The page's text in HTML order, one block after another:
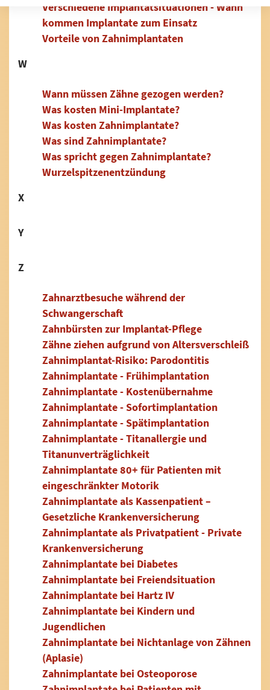
Verschiedene Implantatsituationen - Wann
kommen Implantate zum Einsatz
Vorteile von Zahnimplantaten
W
Wann müssen Zähne gezogen werden?
Was kosten Mini-Implantate?
Was kosten Zahnimplantate?
Was sind Zahnimplantate?
Was spricht gegen Zahnimplantate?
Wurzelspitzenentzündung
X
Y
Z
Zahnarztbesuche während der
Schwangerschaft
Zahnbürsten zur Implantat-Pflege
Zähne ziehen aufgrund von Altersverschleiß
Zahnimplantat-Risiko: Parodontitis
Zahnimplantate - Frühimplantation
Zahnimplantate - Kostenübernahme
Zahnimplantate - Sofortimplantation
Zahnimplantate - Spätimplantation
Zahnimplantate - Titanallergie und
Titanunverträglichkeit
Zahnimplantate 80+ für Patienten mit
eingeschränkter Motorik
Zahnimplantate als Kassenpatient –
Gesetzliche Krankenversicherung
Zahnimplantate als Privatpatient - Private
Krankenversicherung
Zahnimplantate bei Diabetes
Zahnimplantate bei Freiendsituation
Zahnimplantate bei Hartz IV
Zahnimplantate bei Kindern und
Jugendlichen
Zahnimplantate bei Nichtanlage von Zähnen
(Aplasie)
Zahnimplantate bei Osteoporose